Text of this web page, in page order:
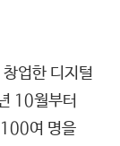
업한 디지털
10월부터
여 명을